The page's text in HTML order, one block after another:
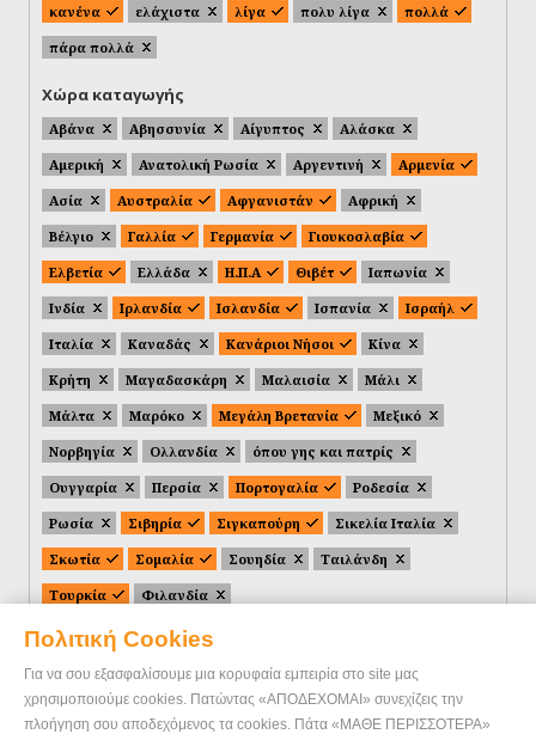
Πολιτική Cookies
Για να σου εξασφαλίσουμε μια κορυφαία εμπειρία στο site μας
χρησιμοποιούμε cookies. Πατώντας «ΑΠΟΔΕΧΟΜΑΙ» συνεχίζεις την
πλοήγηση σου αποδεχόμενος τα cookies. Πάτα «ΜΑΘΕ ΠΕΡΙΣΣΟΤΕΡΑ»
κανένα ελάχιστα λίγα πολυ λίγα
πολλά
πάρα πολλά
Χώρα καταγωγής
Αβάνα Αβησσυνία Αίγυπτος
Αλάσκα
Αμερική
Ανατολική Ρωσία Αργεντινή
Αρμενία
Ασία
Αυστραλία Αφγανιστάν
Αφρική
Βέλγιο
Γαλλία Γερμανία
Γιουκοσλαβία
Ελβετία
Ελλάδα Η.Π.Α Θιβέτ
Ιαπωνία
Ινδία
Ιρλανδία Ισλανδία Ισπανία
Ισραήλ
Ιταλία
Καναδάς Κανάριοι Νήσοι
Κίνα
Κρήτη
Μαγαδασκάρη Μαλαισία
Μάλι
Μάλτα
Μαρόκο Μεγάλη Βρετανία
Μεξικό
Νορβηγία
Ολλανδία
όπου γης και πατρίς
Ουγγαρία
Περσία Πορτογαλία
Ροδεσία
Ρωσία
Σιβηρία Σιγκαπούρη
Σικελία Ιταλία
Σκωτία
Σομαλία Σουηδία
Ταιλάνδη
Τουρκία
Φιλανδία